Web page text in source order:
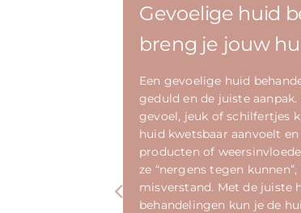
Gevoelige huid
breng je jouw
Een gevoelige huid
geduld en de juiste
gevoel, jeuk of schilfertjes
huid kwetsbaar aanvoelt
producten of
ze “nergens tegen
misverstand. Met de juiste
behandelingen kun je de